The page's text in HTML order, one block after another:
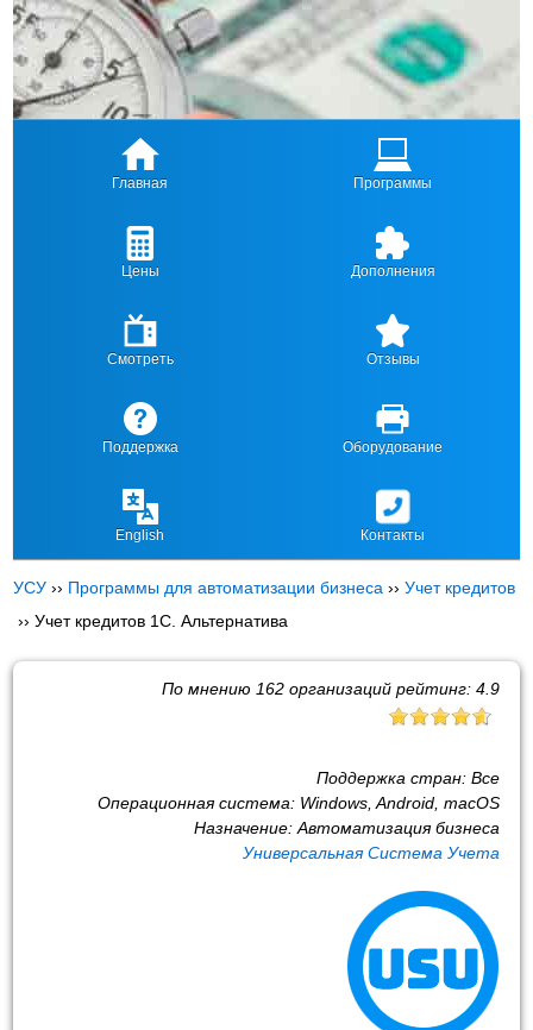
Главная Программы
Цены Дополнения
Смотреть Отзывы
Поддержка Оборудование
English Контакты
УСУ ›› Программы для автоматизации бизнеса ››Учет кредитов
››Учет кредитов 1С. Альтернатива
По мнению 162организаций рейтинг: 4.9
Поддержка стран: Все
Операционная система: Windows, Android, macOS
Назначение: Автоматизация бизнеса
Универсальная Система Учета